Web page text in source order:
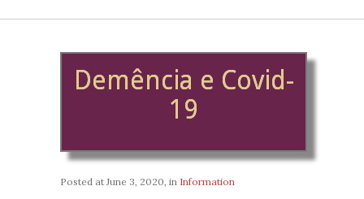
Demência e Covid-
19
Posted atJune 3, 2020, in Information